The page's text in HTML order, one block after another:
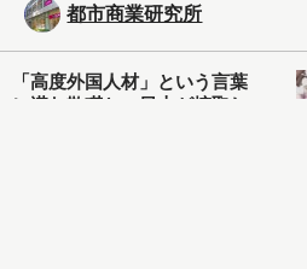
都市商業研究所
「高度外国人材」という言葉
に潜む欺瞞と、日本が搾取し